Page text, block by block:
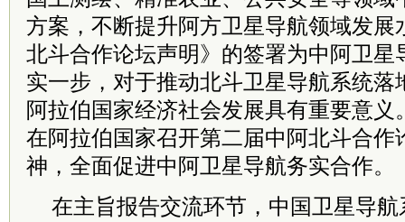
方案，不断提升阿方卫星导航领域发展
北斗合作论坛声明》的签署为中阿卫星
实一步，对于推动北斗卫星导航系统落
阿拉伯国家经济社会发展具有重要意义
在阿拉伯国家召开第二届中阿北斗合作
神，全面促进中阿卫星导航务实合作。
在主旨报告交流环节，中国卫星导